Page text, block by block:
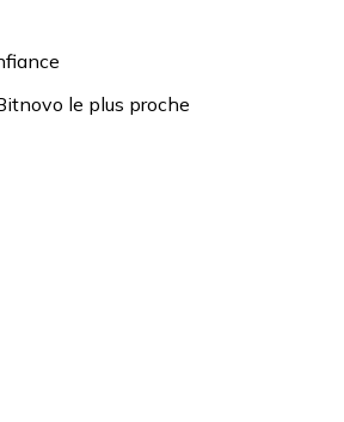
le plus proche